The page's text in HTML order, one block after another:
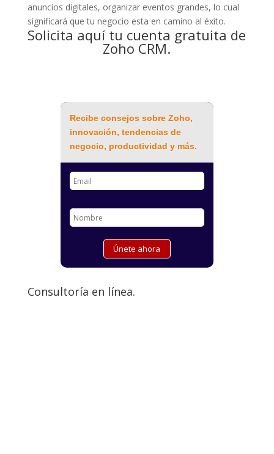
anuncios digitales, organizar eventos grandes, lo cual
significará que tu negocio esta en camino al éxito.
Solicita aquí tu cuenta gratuita de
Zoho CRM.
Recibe consejos sobre Zoho,
innovación, tendencias de
negocio, productividad y más.
Consultoría en línea.